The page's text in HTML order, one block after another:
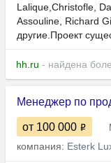
Lalique,Christofle,
Assouline, Richard
другие.Проект
hh.ru - найдена
Менеджер по
от 100 000
компания: Esterk